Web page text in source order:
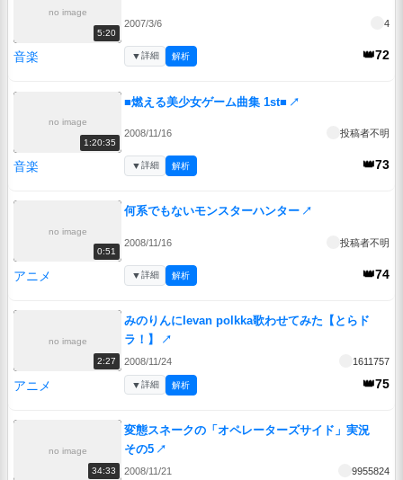
no image
5:20
2007/3/6 4
音楽 👑72
▼詳細 解析
no image
1:20:35
■燃える美少女ゲーム曲集 1st■ ↗
2008/11/16 投稿者不明
音楽 👑73
▼詳細 解析
no image
0:51
何系でもないモンスターハンター ↗
2008/11/16 投稿者不明
アニメ 👑74
▼詳細 解析
no image
2:27
みのりんにIevan polkka歌わせてみた【とらド
ラ！】
↗
2008/11/24 1611757
アニメ 👑75
▼詳細 解析
no image
34:33
変態スネークの「オペレーターズサイド」実況
その5 ↗
2008/11/21 9955824